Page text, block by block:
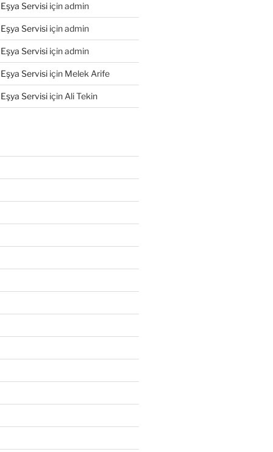
Servisiiçinadmin
Servisiiçinadmin
Servisiiçinadmin
Servisiiçin Melek Arife
Servisiiçin Ali Tekin